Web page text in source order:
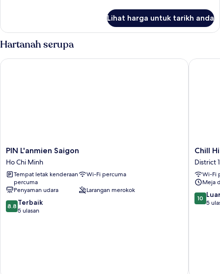
Studio
Double
Bed
Lihat harga untuk tarikh anda
Hartanah serupa
PIN
L'anmien
Saigon
Ho
Chi
Minh
PIN L'anmien Saigon
Ho Chi Minh
Tempat letak kenderaan
percuma
Wi-Fi percuma
Penyaman udara
Larangan merokok
8.8
daripada
8.8 Terbaik
5 ulasan
PIN L'anmien Saigon
Chill
Hill
Hotel
&
Home
District
1
Chill
District 1
Wi-Fi
Meja
10.0
10
5
Chill